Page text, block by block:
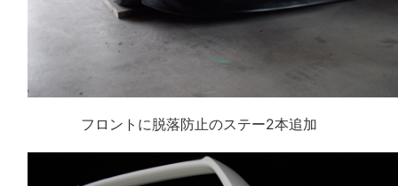
フロントに脱落防止のステー2本追加